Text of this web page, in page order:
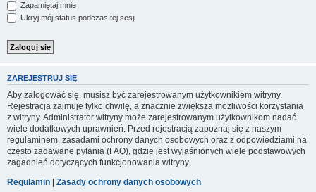
Zapamiętaj mnie
Ukryj mój status podczas tej sesji
ZAREJESTRUJ SIĘ
Aby zalogować się, musisz być zarejestrowanym użytkownikiem witryny.
Rejestracja zajmuje tylko chwilę, a znacznie zwiększa możliwości korzystania
z witryny. Administrator witryny może zarejestrowanym użytkownikom nadać
wiele dodatkowych uprawnień. Przed rejestracją zapoznaj się z naszym
regulaminem, zasadami ochrony danych osobowych oraz z odpowiedziami na
często zadawane pytania (FAQ), gdzie jest wyjaśnionych wiele podstawowych
zagadnień dotyczących funkcjonowania witryny.
Regulamin | Zasady ochrony danych osobowych